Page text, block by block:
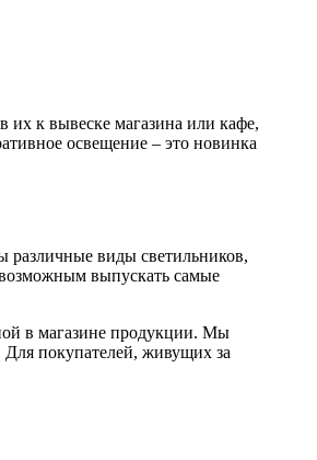
к вывеске магазина или кафе,
освещение – это новинка
различные виды светильников,
выпускать самые
в магазине продукции. Мы
Для покупателей, живущих за